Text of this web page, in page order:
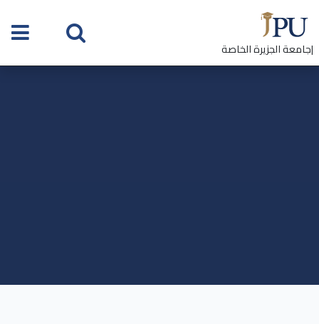
|جامعة الجزيرة الخاصة